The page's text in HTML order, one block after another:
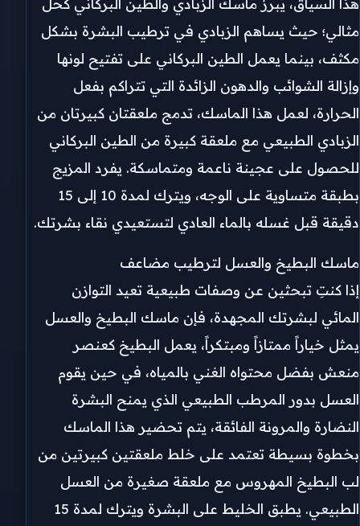
هذا السياق، يبرز ماسك الزبادي والطين البركاني كحل
مثالي؛ حيث يساهم الزبادي في ترطيب البشرة بشكل
مكثف، بينما يعمل الطين البركاني على تفتيح لونها
وإزالة الشوائب والدهون الزائدة التي تتراكم بفعل
الحرارة، لعمل هذا الماسك، تدمج ملعقتان كبيرتان من
الزبادي الطبيعي مع ملعقة كبيرة من الطين البركاني
للحصول على عجينة ناعمة ومتماسكة. يفرد المزيج
بطبقة متساوية على الوجه، ويترك لمدة 10 إلى 15
دقيقة قبل غسله بالماء العادي لتستعيدي نقاء بشرتك.
ماسك البطيخ والعسل لترطيب مضاعف
إذا كنتِ تبحثين عن وصفات طبيعية تعيد التوازن
المائي لبشرتك المجهدة، فإن ماسك البطيخ والعسل
يمثل خياراً ممتازاً ومبتكراً، يعمل البطيخ كعنصر
منعش بفضل محتواه الغني بالمياه، في حين يقوم
العسل بدور المرطب الطبيعي الذي يمنح البشرة
النضارة والمرونة الفائقة، يتم تحضير هذا الماسك
بخطوة بسيطة تعتمد على خلط ملعقتين كبيرتين من
لب البطيخ المهروس مع ملعقة صغيرة من العسل
الطبيعي. يطبق الخليط على البشرة ويترك لمدة 15